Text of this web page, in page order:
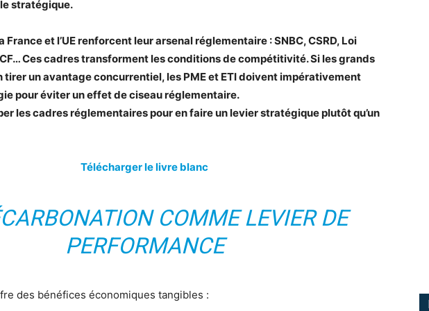
stratégique.
France et l’UE renforcent leur arsenal réglementaire : SNBC, CSRD, Loi
Ces cadres transforment les conditions de compétitivité. Si les grands
tirer un avantage concurrentiel, les PME et ETI doivent impérativement
pour éviter un effet de ciseau réglementaire.
les cadres réglementaires pour en faire un levier stratégique plutôt qu’un
Télécharger le livre blanc
COMME LEVIER DE
PERFORMANCE
des bénéfices économiques tangibles :